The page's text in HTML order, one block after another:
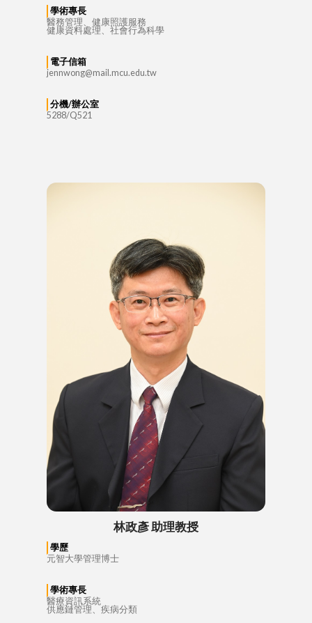
學術專長
醫務管理、健康照護服務
健康資料處理、社會行為科學
電子信箱
jennwong@mail.mcu.edu.tw
分機/辦公室
5288/Q521
林政彥 助理教授
學歷
元智大學管理博士
學術專長
醫療資訊系統
供應鏈管理、疾病分類